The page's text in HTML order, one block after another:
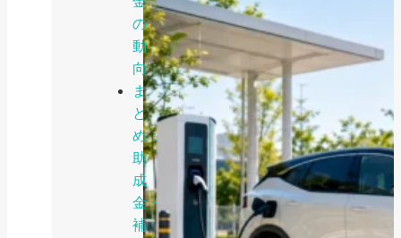
の
動
向
ま
と
め：
助
成
金・
補